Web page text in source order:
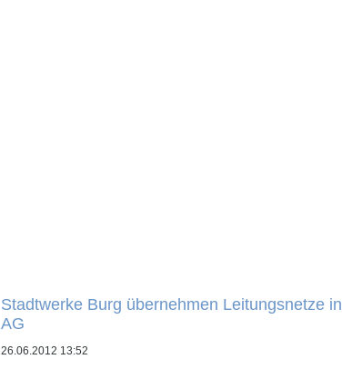
Stadtwerke Burg übernehmen Leitungsnetze
AG
26.06.2012 13:52